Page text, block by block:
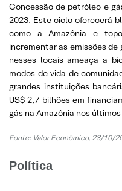
Concessão de petróleo e
2023. Este ciclo oferecerá
como a Amazônia e
incrementar as emissões
nesses locais ameaça a
modos de vida de
grandes instituições
US$ 2,7 bilhões em
gás na Amazônia nos
Fonte: Valor Econômico, 23/10/
Política